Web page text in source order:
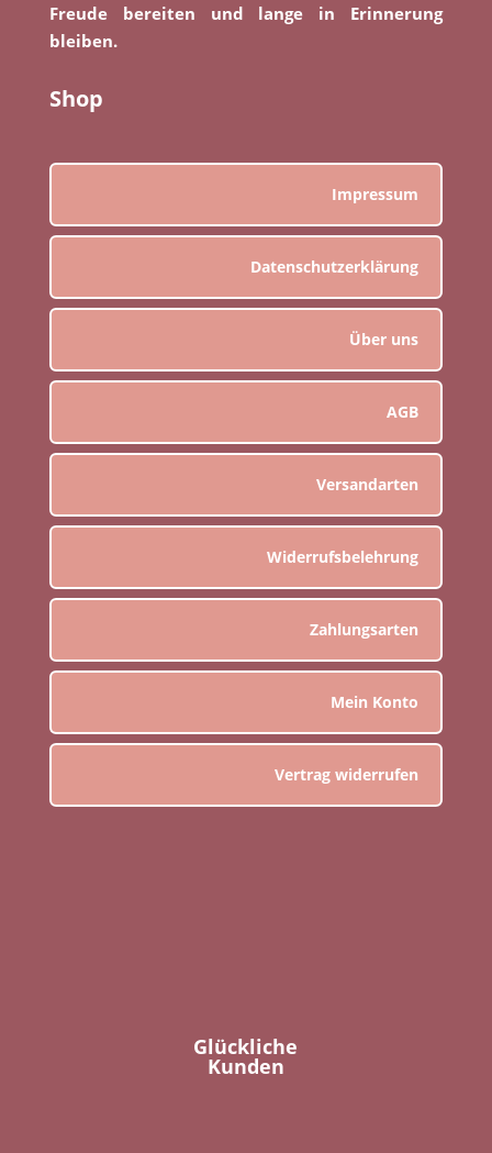
Freude bereiten und lange in Erinnerung
bleiben.
Shop
Impressum
Datenschutzerklärung
Über uns
AGB
Versandarten
Widerrufsbelehrung
Zahlungsarten
Mein Konto
Vertrag widerrufen
Glückliche
Kunden